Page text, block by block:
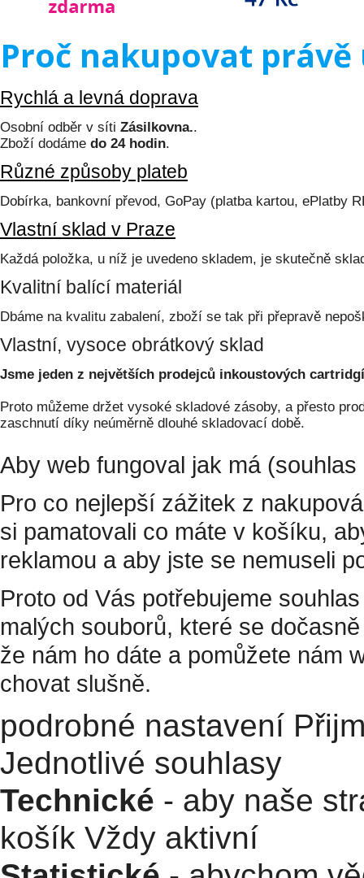
Proč nakupovat právě
Rychlá a levná doprava
Osobní odběr v síti Zásilkovna..
Zboží dodáme do 24 hodin.
Různé způsoby plateb
Dobírka, bankovní převod, GoPay (platba kartou, ePlatby
Vlastní sklad v Praze
Každá položka, u níž je uvedeno skladem, je skutečně
Kvalitní balící materiál
Dbáme na kvalitu zabalení, zboží se tak při přepravě
Vlastní, vysoce obrátkový sklad
Jsme jeden z největších prodejců inkoustových
Proto můžeme držet vysoké skladové zásoby, a přesto
zaschnutí díky neúměrně dlouhé skladovací době.
Aby web fungoval jak má
Pro co nejlepší zážitek z
si pamatovali co máte v košíku,
reklamou a aby jste se nemuseli
Proto od Vás potřebujeme
malých souborů, které se
že nám ho dáte a pomůžete nám
chovat slušně.
podrobné nastavení
Jednotlivé souhlasy
Technické - aby naše
košík Vždy aktivní